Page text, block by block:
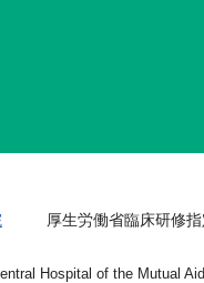
厚生労働省臨床研修
Hospital of the Mutual